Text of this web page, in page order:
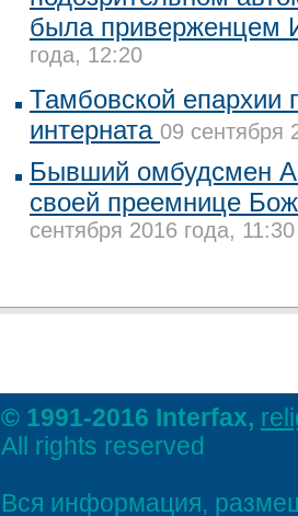
была приверженцем
года, 12:20
Тамбовской епархии
интерната 09 сентября
Бывший омбудсмен
своей преемнице
сентября 2016 года, 11:30
© 1991-2016 Interfax,
All rights reserved
Вся информация,